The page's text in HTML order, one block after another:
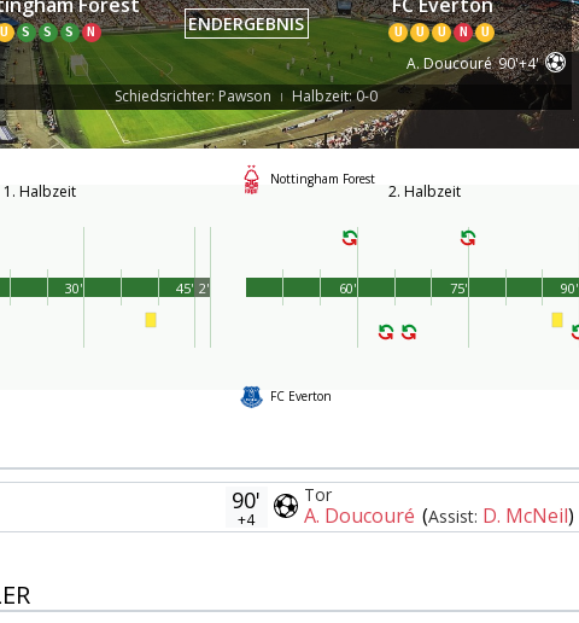
U S S S N ENDERGEBNIS U U U N U
A. Doucouré 90'+4'
Schiedsrichter: Pawson
| Halbzeit: 0-0
1. Halbzeit
45'
30' 2'
Nottingham Forest
2. Halbzeit
FC Everton
90'
60' 75'
90'
+4
Tor
A. Doucouré (Assist: D. McNeil)